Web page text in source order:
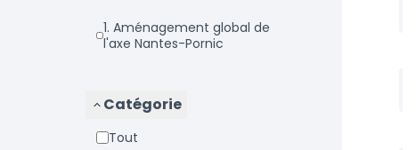
1. Aménagement global de
l'axe Nantes-Pornic
Catégorie
Tout